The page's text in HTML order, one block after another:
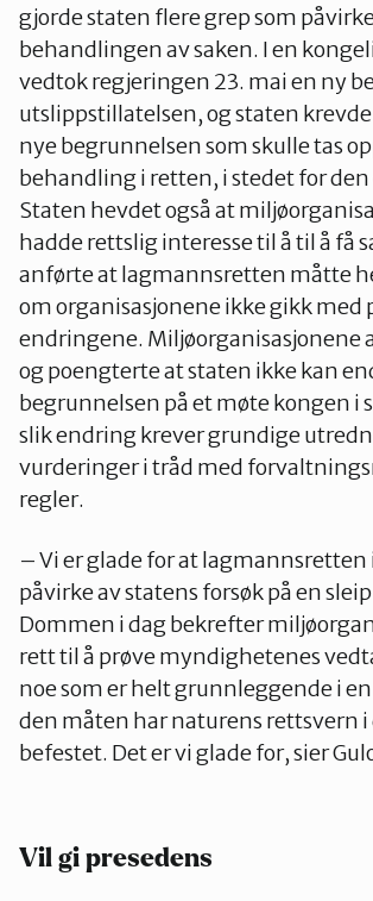
gjorde staten flere grep som
behandlingen av saken. I en
vedtok regjeringen 23. mai en ny
utslippstillatelsen, og staten
nye begrunnelsen som skulle tas
behandling i retten, i stedet for
Staten hevdet også at
hadde rettslig interesse til å til å få
anførte at lagmannsretten måtte
om organisasjonene ikke gikk med
endringene. Miljøorganisasjonene
og poengterte at staten ikke kan
begrunnelsen på et møte kongen i
slik endring krever grundige
vurderinger i tråd med
regler.
– Vi er glade for at lagmannsretten
påvirke av statens forsøk på en
Dommen i dag bekrefter
rett til å prøve myndighetenes
noe som er helt grunnleggende i
den måten har naturens rettsvern
befestet. Det er vi glade for, sier
Vil gi presedens